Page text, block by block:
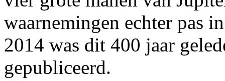
waarnemingen echter pas
2014 was dit 400 jaar
gepubliceerd.